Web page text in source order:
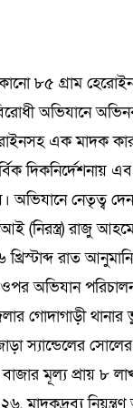
শ্রদ্ধা
কড়াই নিয়ে
বিজলী কৃষিকে
বাইকারদের
নদীগর্ভে
৮৫ গ্রাম
অভিযানে
এক মাদক
দিকনির্দেশনায়
অভিযানে নেতৃত্ব
রাজু
রাত
ওপর অভিযান
গোদাগাড়ী থানার
স্যান্ডেলের
মূল্য প্রায় ৮